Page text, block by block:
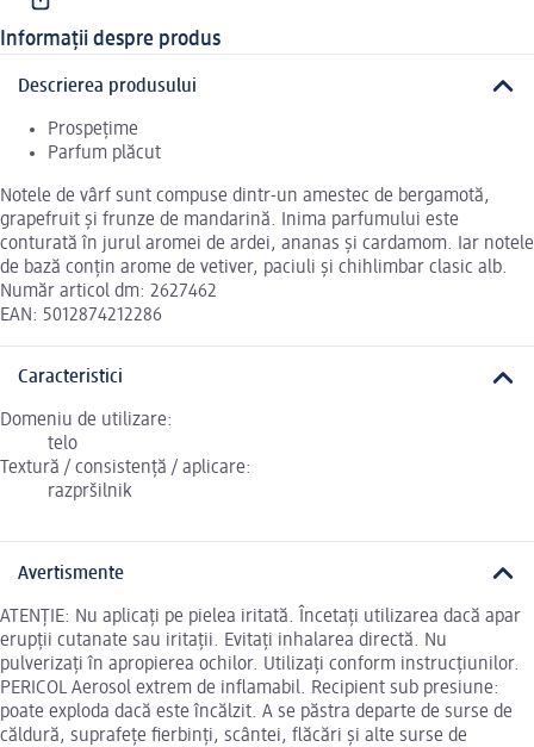
Informații despre produs
Descrierea produsului
Prospețime
Parfum plăcut
Notele de vârf sunt compuse dintr-un amestec de bergamotă,
grapefruit și frunze de mandarină. Inima parfumului este
conturată în jurul aromei de ardei, ananas și cardamom. Iar notele
de bază conțin arome de vetiver, paciuli și chihlimbar clasic alb.
Număr articol dm: 2627462
EAN: 5012874212286
Caracteristici
Domeniu de utilizare:
telo
Textură / consistență / aplicare:
razpršilnik
Avertismente
ATENȚIE: Nu aplicaţi pe pielea iritată. Încetaţi utilizarea dacă apar
erupţii cutanate sau iritaţii. Evitaţi inhalarea directă. Nu
pulverizaţi în apropierea ochilor. Utilizaţi conform instrucţiunilor.
PERICOL Aerosol extrem de inflamabil. Recipient sub presiune:
poate exploda dacă este încălzit. A se păstra departe de surse de
căldură, suprafețe fierbinți, scântei, flăcări și alte surse de